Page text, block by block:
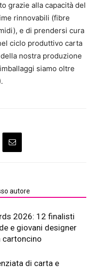
grazie alla capacità del
rinnovabili (fibre
e di prendersi cura
ciclo produttivo carta
nostra produzione
siamo oltre
autore
2026: 12 finalisti
e giovani designer
cartoncino
di carta e